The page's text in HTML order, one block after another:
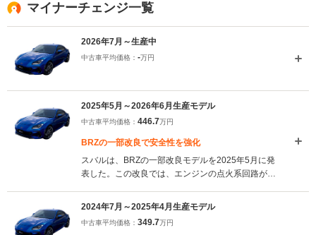
マイナーチェンジ一覧
2026年7月～生産中
中古車平均価格： -万円
2025年5月～2026年6月生産モデル
中古車平均価格： 446.7万円
BRZの一部改良で安全性を強化
スバルは、BRZの一部改良モデルを2025年5月に発
表した。この改良では、エンジンの点火系回路が改
回路に関連する気筒のみが停止する仕組みを導入し
た。これにより、運転者は安全な場所へ退避しなが
ら走行することが可能となった。スポーツカーとし
2024年7月～2025年4月生産モデル
中古車平均価格： 349.7万円